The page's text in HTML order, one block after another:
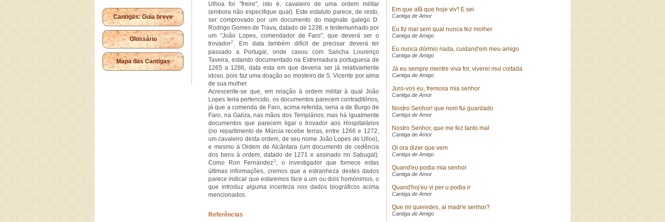
Cantigas: Guia breve
Glossário
Mapa das Cantigas
Ulhoa foi "freire", isto é, cavaleiro de uma ordem militar
(embora não especifique qual). Este estatuto parece, de resto,
ser comprovado por um documento do magnate galego D.
Rodrigo Gomes de Trava, datado de 1238, e testemunhado por
um "João Lopes, comendador de Faro", que deverá ser o
trovador2. Em data também difícil de precisar deverá ter
passado a Portugal, onde casou com Sancha Lourenço
Taveira, estando documentado na Estremadura portuguesa de
1265 a 1286, data esta em que deveria ser já relativamente
idoso, pois faz uma doação ao mosteiro de S. Vicente por alma
de sua mulher.
Acrescente-se que, em relação à ordem militar à qual João
Lopes teria pertencido, os documentos parecem contraditórios,
já que a comenda de Faro, acima referida, seria a de Burgo de
Faro, na Galiza, nas mãos dos Templários; mas há igualmente
documentos que parecem ligar o trovador aos Hospitalários
(no repartimento de Múrcia recebe terras, entre 1266 e 1272,
um cavaleiro desta ordem, de seu nome João Lopes de Ulloo),
e mesmo à Ordem de Alcântara (um documento de cedência
dos bens à ordem, datado de 1271 e assinado no Sabugal).
Como Ron Fernández3, o investigador que fornece estas
últimas informações, cremos que a estranheza destes dados
parece indicar que estaremos face a um ou dois homónimos, o
que introduz alguma incerteza nos dados biográficos acima
mencionados.
Referências
Em que afã que hoje viv'! E sei
Cantiga de Amor
Eu fiz mal sem qual nunca fez molher
Cantiga de Amigo
Eu nunca dórmio nada, cuidand'em meu amigo
Cantiga de Amigo
Já eu sempre mentre viva for, viverei mui coitada
Cantiga de Amigo
Juro-vos eu, fremosa mia senhor
Cantiga de Amor
Nostro Senhor! que nom fui guardado
Cantiga de Amor
Nostro Senhor, que me fez tanto mal
Cantiga de Amor
Oí ora dizer que vem
Cantiga de Amigo
Quand'eu podia mia senhor
Cantiga de Amor
Quand'hoj'eu vi per u podia ir
Cantiga de Amor
Que mi queredes, ai madr'e senhor?
Cantiga de Amigo